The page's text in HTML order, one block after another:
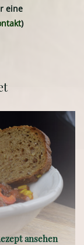
eine
akt)
ansehen